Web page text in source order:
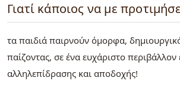
Γιατί κάποιος να με
τα παιδιά παιρνούν όμορφα,
παίζοντας, σε ένα ευχάριστο
αλληλεπίδρασης και αποδοχής!